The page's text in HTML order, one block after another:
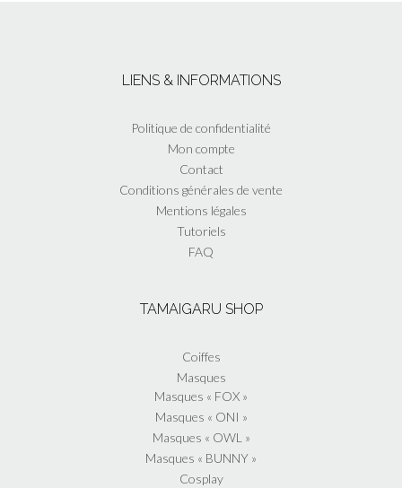
LIENS & INFORMATIONS
Politique de confidentialité
Mon compte
Contact
Conditions générales de vente
Mentions légales
Tutoriels
FAQ
TAMAIGARU SHOP
Coiffes
Masques
Masques « FOX »
Masques « ONI »
Masques « OWL »
Masques « BUNNY »
Cosplay